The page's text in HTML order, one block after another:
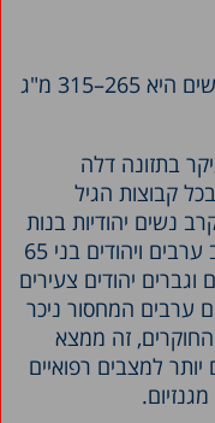
צריכת המגנזיום היומית המומלצת לנשים היא 265–315 מ"ג
בתזונה דלה
קבוצות הגיל
והחסר נע בין 10 מ"ג בקרב נשים יהודיות בנות
18–44 לבין 50%–80% מחסור בקרב ערבים ויהודים בני 65
יהודים צעירים
וגברים ערבים המחסור ניכר
45–65. לדברי החוקרים, זה ממצא
למצבים רפואיים